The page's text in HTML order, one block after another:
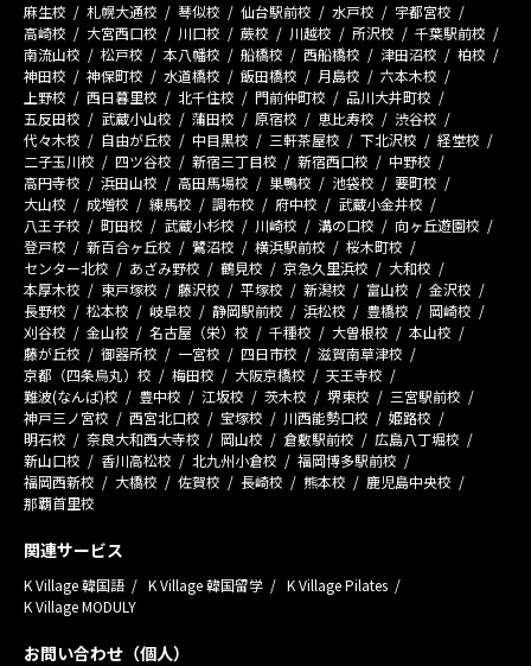
麻生校 札幌大通校 琴似校 仙台駅前校 水戸校
宇都宮校
高崎校
大宮西口校 川口校 蕨校 川越校 所沢校
千葉駅前校
南流山校
松戸校 本八幡校 船橋校 西船橋校 津田沼校
柏校
神田校
神保町校 水道橋校 飯田橋校 月島校
六本木校
上野校
西日暮里校 北千住校 門前仲町校
品川大井町校
五反田校
武蔵小山校 蒲田校 原宿校 恵比寿校
渋谷校
代々木校
自由が丘校 中目黒校 三軒茶屋校 下北沢校
経堂校
二子玉川校
四ツ谷校 新宿三丁目校 新宿西口校
中野校
高円寺校
浜田山校 高田馬場校 巣鴨校 池袋校
要町校
大山校
成増校 練馬校 調布校 府中校
武蔵小金井校
八王子校
町田校 武蔵小杉校 川崎校 溝の口校
向ヶ丘遊園校
登戸校
新百合ヶ丘校 鷺沼校 横浜駅前校
桜木町校
センター北校
あざみ野校 鶴見校 京急久里浜校
大和校
本厚木校
東戸塚校 藤沢校 平塚校 新潟校 富山校
金沢校
長野校
松本校 岐阜校 静岡駅前校 浜松校 豊橋校
岡崎校
刈谷校
金山校 名古屋（栄）校 千種校 大曽根校
本山校
藤が丘校
御器所校 一宮校 四日市校
滋賀南草津校
京都（四条烏丸）校
梅田校 大阪京橋校
天王寺校
難波(なんば)校
豊中校 江坂校 茨木校 堺東校
三宮駅前校
神戸三ノ宮校
西宮北口校 宝塚校 川西能勢口校
姫路校
明石校
奈良大和西大寺校 岡山校 倉敷駅前校
広島八丁堀校
新山口校
香川高松校 北九州小倉校
福岡博多駅前校
福岡西新校
大橋校 佐賀校 長崎校 熊本校
鹿児島中央校
那覇首里校
関連サービス
K Village 韓国語 K Village 韓国留学
K Village Pilates
K Village MODULY
お問い合わせ（個人）